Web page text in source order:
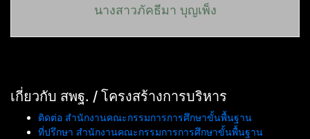
นางสาวภัคธีมา บุญเพ็ง
เกี่ยวกับ สพฐ. / โครงสร้างการบริหาร
ติดต่อ สำนักงานคณะกรรมการการศึกษาขั้นพื้นฐาน
ที่ปรึกษา สำนักงานคณะกรรมการการศึกษาขั้นพื้นฐาน